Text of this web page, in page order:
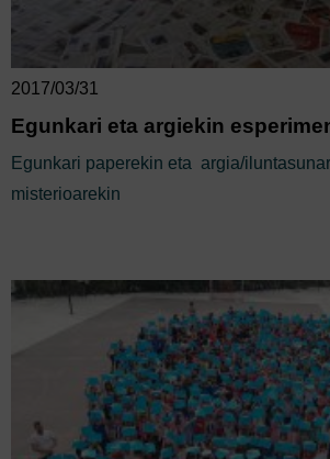
2017/03/31
Egunkari eta argiekin
Egunkari paperekin eta argia/
misterioarekin